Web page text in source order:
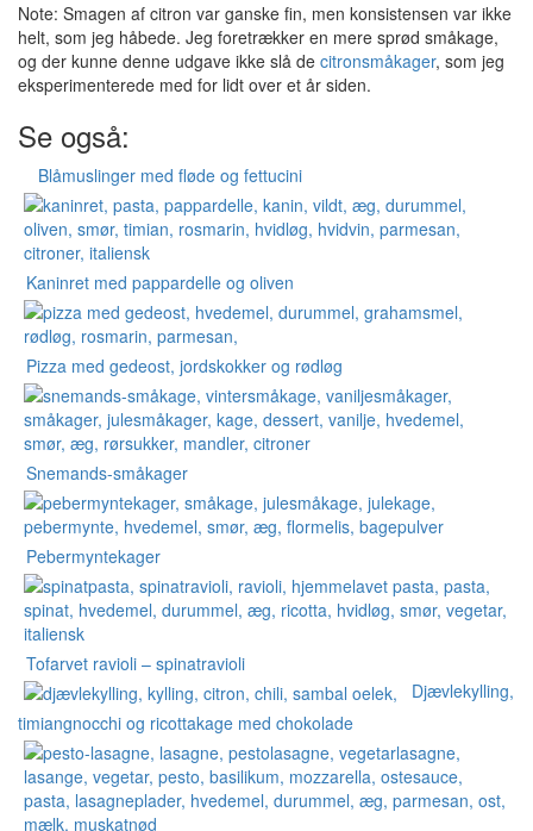
Note: Smagen af citron var ganske fin, men konsistensen var ikke
helt, som jeg håbede. Jeg foretrækker en mere sprød småkage,
og der kunne denne udgave ikke slå de citronsmåkager, som jeg
eksperimenterede med for lidt over et år siden.
Se også:
Blåmuslinger med fløde og fettucini
Kaninret med pappardelle og oliven
Pizza med gedeost, jordskokker og rødløg
Snemands-småkager
Pebermyntekager
Tofarvet ravioli – spinatravioli
Djævlekylling,
timiangnocchi og ricottakage med chokolade